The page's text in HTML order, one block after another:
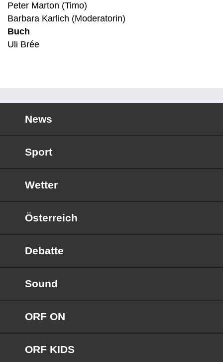
Peter Marton (Timo)
Barbara Karlich (Moderatorin)
Buch
Uli Brée
News
Sport
Wetter
Österreich
Debatte
Sound
ORF ON
ORF KIDS